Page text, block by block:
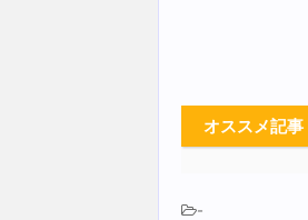
オススメ記事
-